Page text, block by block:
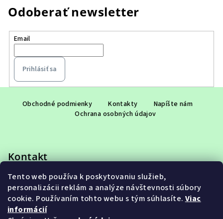
Tento web používa k poskytovaniu služieb,
personalizácii reklám a analýze návštevnosti súbory
cookie. Používaním tohto webu s tým súhlasíte. Viac
informácií
Odoberať newsletter
Email
Prihlásiť sa
i
Obchodné podmienky Kontakty
Napíšte nám
Ochrana osobných údajov
Kontakt
eshop@adet.sk
+421 948 953 910